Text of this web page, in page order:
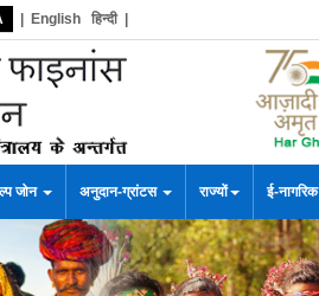
English हिन्दी|
जोन अनुदान-ग्रांटस राज्यों ई-नागरिक